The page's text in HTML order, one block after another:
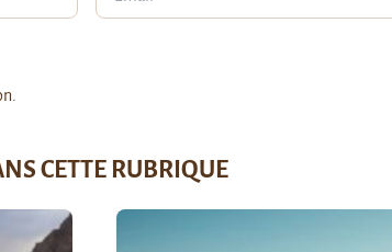
CETTE RUBRIQUE